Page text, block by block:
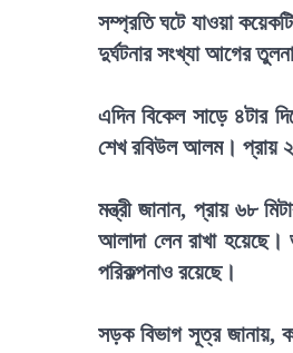
সম্প্রতি ঘটে যাওয়া
দুর্ঘটনার সংখ্যা আগের
এদিন বিকেল সাড়ে ৪টার
শেখ রবিউল আলম। প্রায়
মন্ত্রী জানান, প্রায় ৬৮
আলাদা লেন রাখা হয়েছে।
পরিকল্পনাও রয়েছে।
সড়ক বিভাগ সূত্র জানায়,